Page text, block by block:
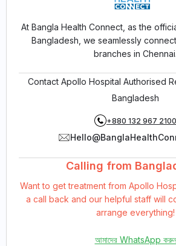
At Bangla Health Connect, as the
Bangladesh, we seamlessly
branches in Chennai.
Contact Apollo Hospital Authorised
Bangladesh
+880 132 967 2100
Calling from
Want to get treatment from Apollo
a call back and our helpful staff will
arrange everything!
আমাদের WhatsApp করুন